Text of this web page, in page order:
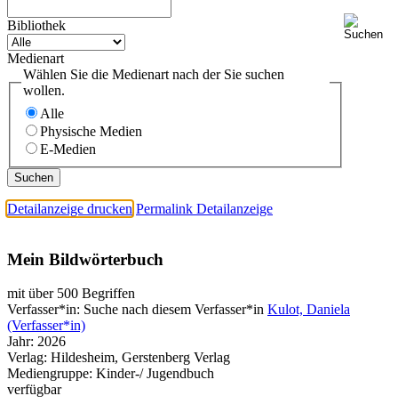
Bibliothek
Medienart
Wählen Sie die Medienart nach der Sie suchen
wollen.
Alle
Physische Medien
E-Medien
Detailanzeige drucken Permalink Detailanzeige
Mein Bildwörterbuch
mit über 500 Begriffen
Verfasser*in: Suche nach diesem Verfasser*in Kulot, Daniela
(Verfasser*in)
Jahr: 2026
Verlag: Hildesheim, Gerstenberg Verlag
Mediengruppe: Kinder-/ Jugendbuch
verfügbar